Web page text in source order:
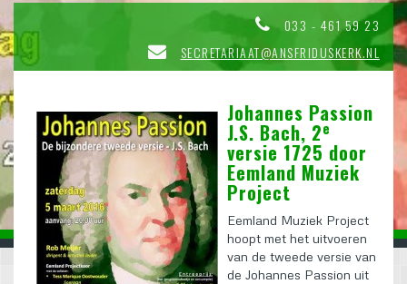
033 - 461 59 23
SECRETARIAAT@ANSFRIDUSKERK.NL
Johannes Passion
J.S. Bach, 2e
versie 1725 door
Eemland Muziek
Project
Eemland Muziek Project
hoopt met het uitvoeren
van de tweede versie van
de Johannes Passion uit